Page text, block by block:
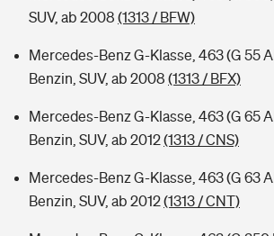
SUV, ab 2008 (1313 / BFW)
Mercedes-Benz G-Klasse, 463 (G 55
Benzin, SUV, ab 2008 (1313 / BFX)
Mercedes-Benz G-Klasse, 463 (G 65
Benzin, SUV, ab 2012(1313 / CNS)
Mercedes-Benz G-Klasse, 463 (G 63
Benzin, SUV, ab 2012(1313 / CNT)